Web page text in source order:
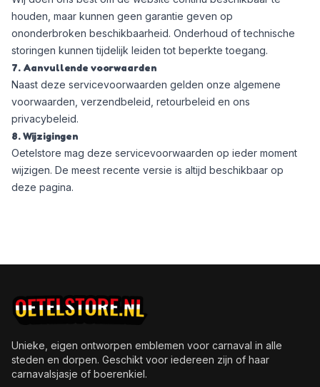
houden, maar kunnen geen garantie geven op
ononderbroken beschikbaarheid. Onderhoud of technische
storingen kunnen tijdelijk leiden tot beperkte toegang.
7. Aanvullende voorwaarden
Naast deze servicevoorwaarden gelden onze algemene
voorwaarden verzendbeleid retourbeleid en ons
privacybeleid.
8. Wijzigingen
Oetelstore mag deze servicevoorwaarden op ieder moment
wijzigen. De meest recente versie is altijd beschikbaar op
deze pagina.
Unieke, eigen ontworpen emblemen voor carnaval in alle
steden en dorpen. Geschikt voor iedereen zijn of haar
carnavalsjasje of boerenkiel.